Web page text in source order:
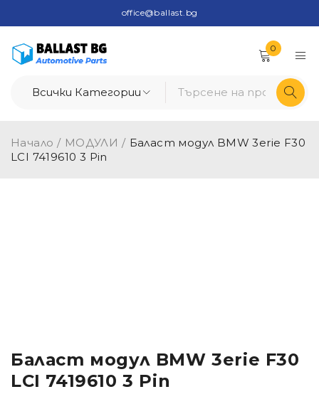
office@ballast.bg
0
Начало / МОДУЛИ / Баласт модул BMW 3erie F30
LCI 7419610 3 Pin
Баласт модул BMW 3erie F30
LCI 7419610 3 Pin